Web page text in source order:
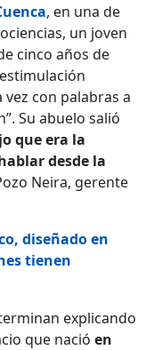
, en una de
un joven
cinco años de
con palabras a
Su abuelo salió
que era la
desde la
Neira, gerente
diseñado en
tienen
explicando
que nacióen